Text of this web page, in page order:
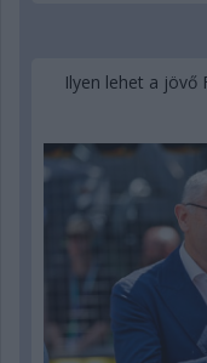
Ilyen lehet a jövő